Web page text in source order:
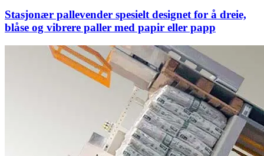
Stasjonær pallevender spesielt designet for å dreie,
blåse og vibrere paller med papir eller papp